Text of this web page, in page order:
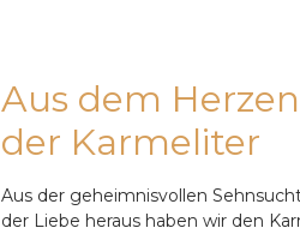
Aus dem Herzen
der Karmeliter
Aus der geheimnisvollen
der Liebe heraus haben wir den